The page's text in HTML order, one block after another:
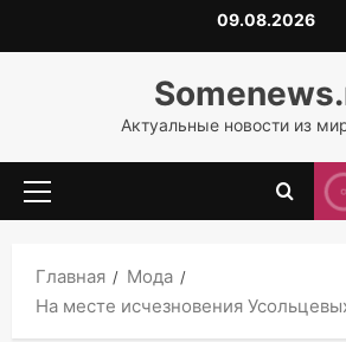
к
09.08.2026
Актуальные новости из
Основное
Главная
Мода
На месте исчезновения